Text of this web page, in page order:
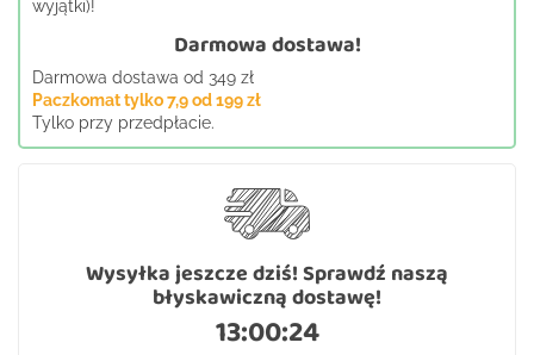
wyjątki)!
Darmowa dostawa!
Darmowa dostawa od 349 zł
Paczkomat tylko 7,9 od 199 zł
Tylko przy przedpłacie.
Wysyłka jeszcze dziś! Sprawdź naszą
błyskawiczną dostawę!
13:00:24